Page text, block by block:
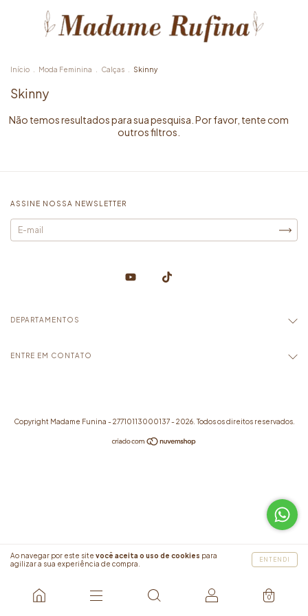
Ao navegar por este site você aceita o uso de cookies para
agilizar a sua experiência de compra.
ENTENDI
0
Início Moda Feminina Calças Skinny
Skinny
Não temos resultados para sua pesquisa. Por favor, tente com
outros filtros.
ASSINE NOSSA NEWSLETTER
DEPARTAMENTOS
ENTRE EM CONTATO
Copyright Madame Funina - 27710113000137 - 2026. Todos os direitos reservados.